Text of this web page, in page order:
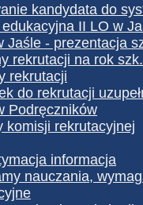
kandydata do
II LO w
Jaśle - prezentacja
rekrutacji na rok
rekrutacji
do rekrutacji
Podręczników
komisji rekrutacyjnej
informacja
nauczania,